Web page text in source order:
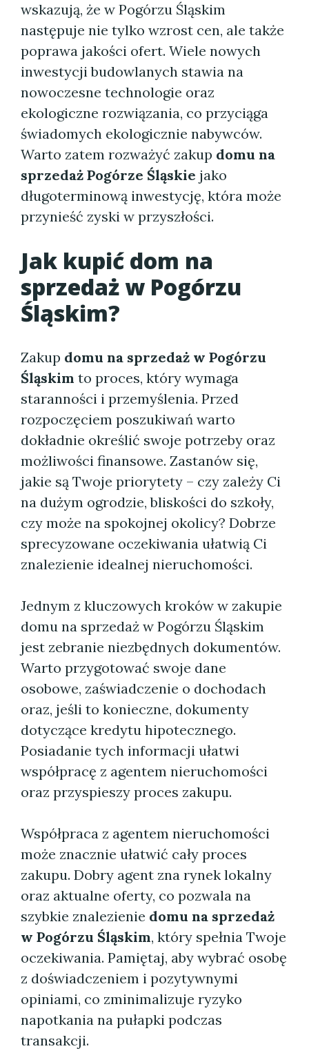
wskazują, że w Pogórzu Śląskim
następuje nie tylko wzrost cen, ale także
poprawa jakości ofert. Wiele nowych
inwestycji budowlanych stawia na
nowoczesne technologie oraz
ekologiczne rozwiązania, co przyciąga
świadomych ekologicznie nabywców.
Warto zatem rozważyć zakup domu na
sprzedaż Pogórze Śląskie jako
długoterminową inwestycję, która może
przynieść zyski w przyszłości.
Jak kupić dom na
sprzedaż w Pogórzu
Śląskim?
Zakup domu na sprzedaż w Pogórzu
Śląskim to proces, który wymaga
staranności i przemyślenia. Przed
rozpoczęciem poszukiwań warto
dokładnie określić swoje potrzeby oraz
możliwości finansowe. Zastanów się,
jakie są Twoje priorytety – czy zależy Ci
na dużym ogrodzie, bliskości do szkoły,
czy może na spokojnej okolicy? Dobrze
sprecyzowane oczekiwania ułatwią Ci
znalezienie idealnej nieruchomości.
Jednym z kluczowych kroków w zakupie
domu na sprzedaż w Pogórzu Śląskim
jest zebranie niezbędnych dokumentów.
Warto przygotować swoje dane
osobowe, zaświadczenie o dochodach
oraz, jeśli to konieczne, dokumenty
dotyczące kredytu hipotecznego.
Posiadanie tych informacji ułatwi
współpracę z agentem nieruchomości
oraz przyspieszy proces zakupu.
Współpraca z agentem nieruchomości
może znacznie ułatwić cały proces
zakupu. Dobry agent zna rynek lokalny
oraz aktualne oferty, co pozwala na
szybkie znalezienie domu na sprzedaż
w Pogórzu Śląskim, który spełnia Twoje
oczekiwania. Pamiętaj, aby wybrać osobę
z doświadczeniem i pozytywnymi
opiniami, co zminimalizuje ryzyko
napotkania na pułapki podczas
transakcji.